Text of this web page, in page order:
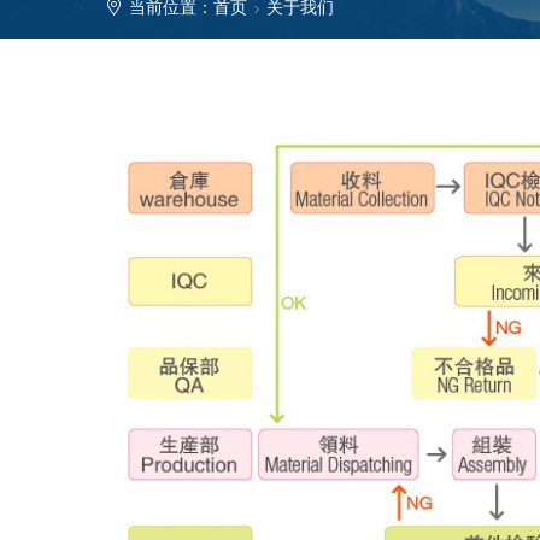
当前位置： 首页 关于我们